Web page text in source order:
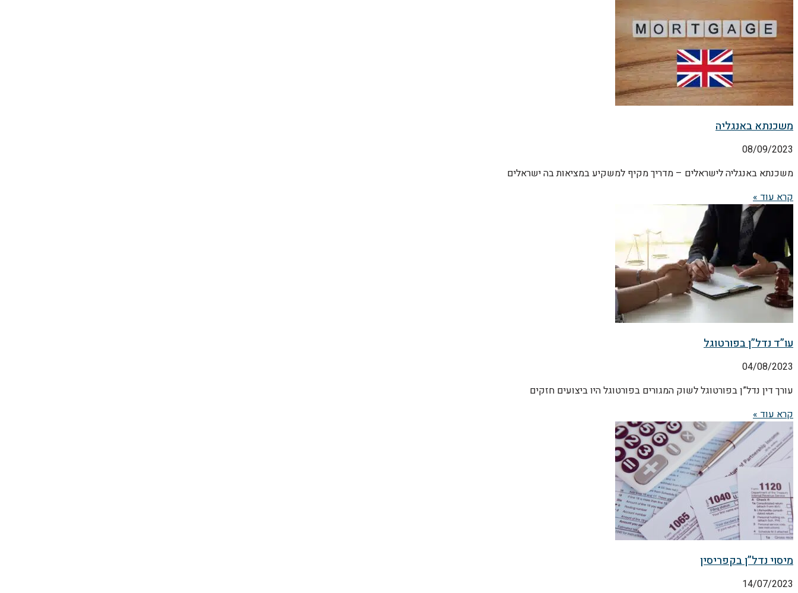
משכנתא באנגליה
08/09/2023
משכנתא באנגליה לישראלים – מדריך מקיף למשקיע במציאות בה ישראלים
קרא עוד »
עו”ד נדל”ן בפורטוגל
04/08/2023
עורך דין נדל”ן בפורטוגל לשוק המגורים בפורטוגל היו ביצועים חזקים
קרא עוד »
מיסוי נדל”ן בקפריסין
14/07/2023